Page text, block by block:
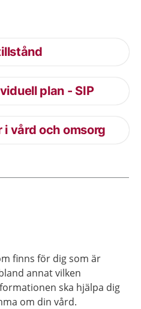
plan - SIP
vård och omsorg
finns för dig som är
annat vilken
ska hjälpa dig
om din vård.